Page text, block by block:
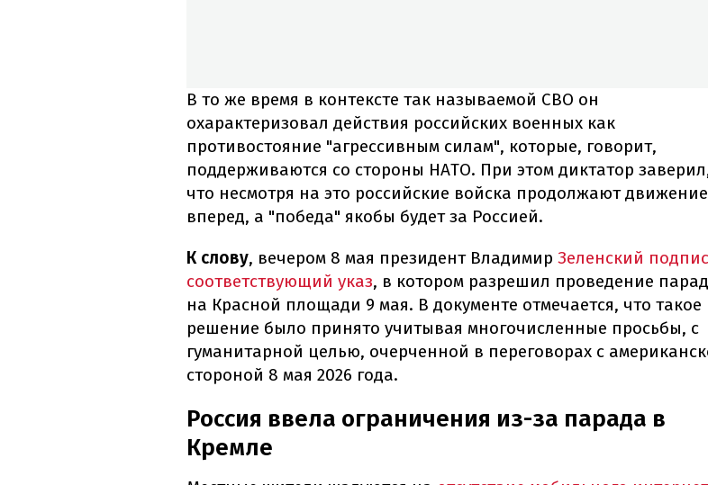
В то же время в контексте так называемой СВО он
охарактеризовал действия российских военных как
противостояние "агрессивным силам", которые, говорит,
поддерживаются со стороны НАТО. При этом диктатор
что несмотря на это российские войска продолжают движение
вперед, а "победа" якобы будет за Россией.
К слову, вечером 8 мая президент Владимир Зеленский
соответствующий указ, в котором разрешил проведение
на Красной площади 9 мая. В документе отмечается, что такое
решение было принято учитывая многочисленные просьбы, с
гуманитарной целью, очерченной в переговорах с
стороной 8 мая 2026 года.
Россия ввела ограничения из-за парада в
Кремле